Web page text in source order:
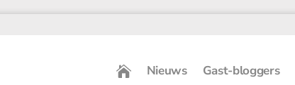
Nieuws Gast-bloggers